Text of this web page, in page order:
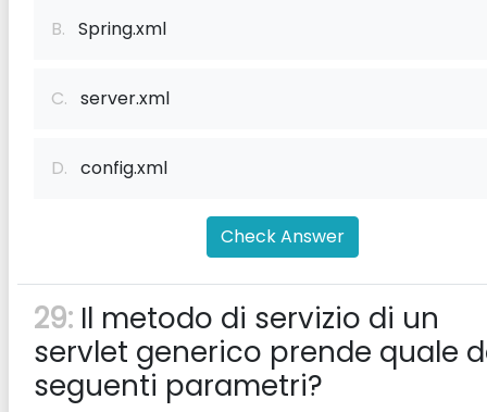
B. Spring.xml
C. server.xml
D. config.xml
Check Answer
29: Il metodo di servizio di un
servlet generico prende quale
seguenti parametri?